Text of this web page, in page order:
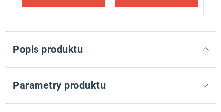
Popis produktu
Parametry produktu